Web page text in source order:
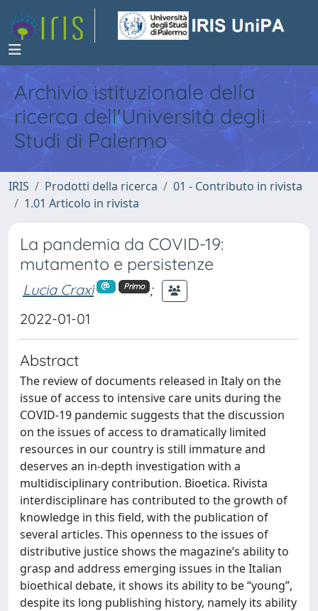
Archivio istituzionale della
ricerca dell'Università degli
Studi di Palermo
IRIS Prodotti della ricerca
01 - Contributo in rivista
1.01 Articolo in rivista
La pandemia da COVID-19:
mutamento e persistenze
Lucia Craxì Primo
;
2022-01-01
Abstract
The review of documents released in Italy on the
issue of access to intensive care units during the
COVID-19 pandemic suggests that the discussion
on the issues of access to dramatically limited
resources in our country is still immature and
deserves an in-depth investigation with a
multidisciplinary contribution. Bioetica. Rivista
interdisciplinare has contributed to the growth of
knowledge in this field, with the publication of
several articles. This openness to the issues of
distributive justice shows the magazine’s ability to
grasp and address emerging issues in the Italian
bioethical debate, it shows its ability to be “young”,
despite its long publishing history, namely its ability